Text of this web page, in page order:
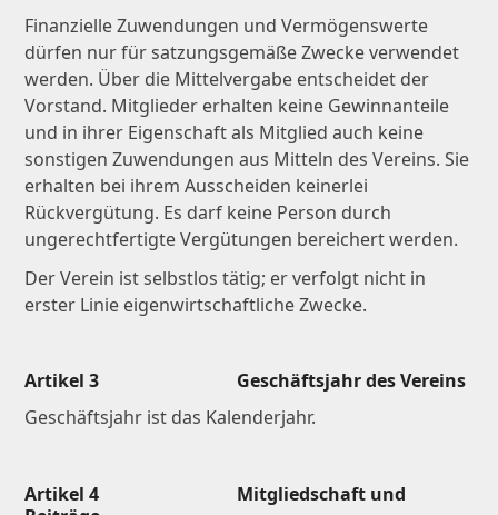
Finanzielle Zuwendungen und Vermögenswerte
dürfen nur für satzungsgemäße Zwecke verwendet
werden. Über die Mittelvergabe entscheidet der
Vorstand. Mitglieder erhalten keine Gewinnanteile
und in ihrer Eigenschaft als Mitglied auch keine
sonstigen Zuwendungen aus Mitteln des Vereins. Sie
erhalten bei ihrem Ausscheiden keinerlei
Rückvergütung. Es darf keine Person durch
ungerechtfertigte Vergütungen bereichert werden.
Der Verein ist selbstlos tätig; er verfolgt nicht in
erster Linie eigenwirtschaftliche Zwecke.
Artikel 3 Geschäftsjahr des Vereins
Geschäftsjahr ist das Kalenderjahr.
Artikel 4 Mitgliedschaft und